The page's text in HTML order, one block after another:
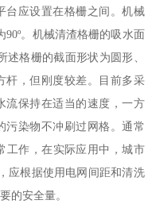
台应设置在格栅之间。机械
90º。机械清渣格栅的吸水面
格栅的截面形状为圆形、
杆，但刚度较差。目前多采
流保持在适当的速度，一方
污染物不冲刷过网格。通常
工作，在实际应用中，城市
应根据使用电网间距和清洗
的安全量。